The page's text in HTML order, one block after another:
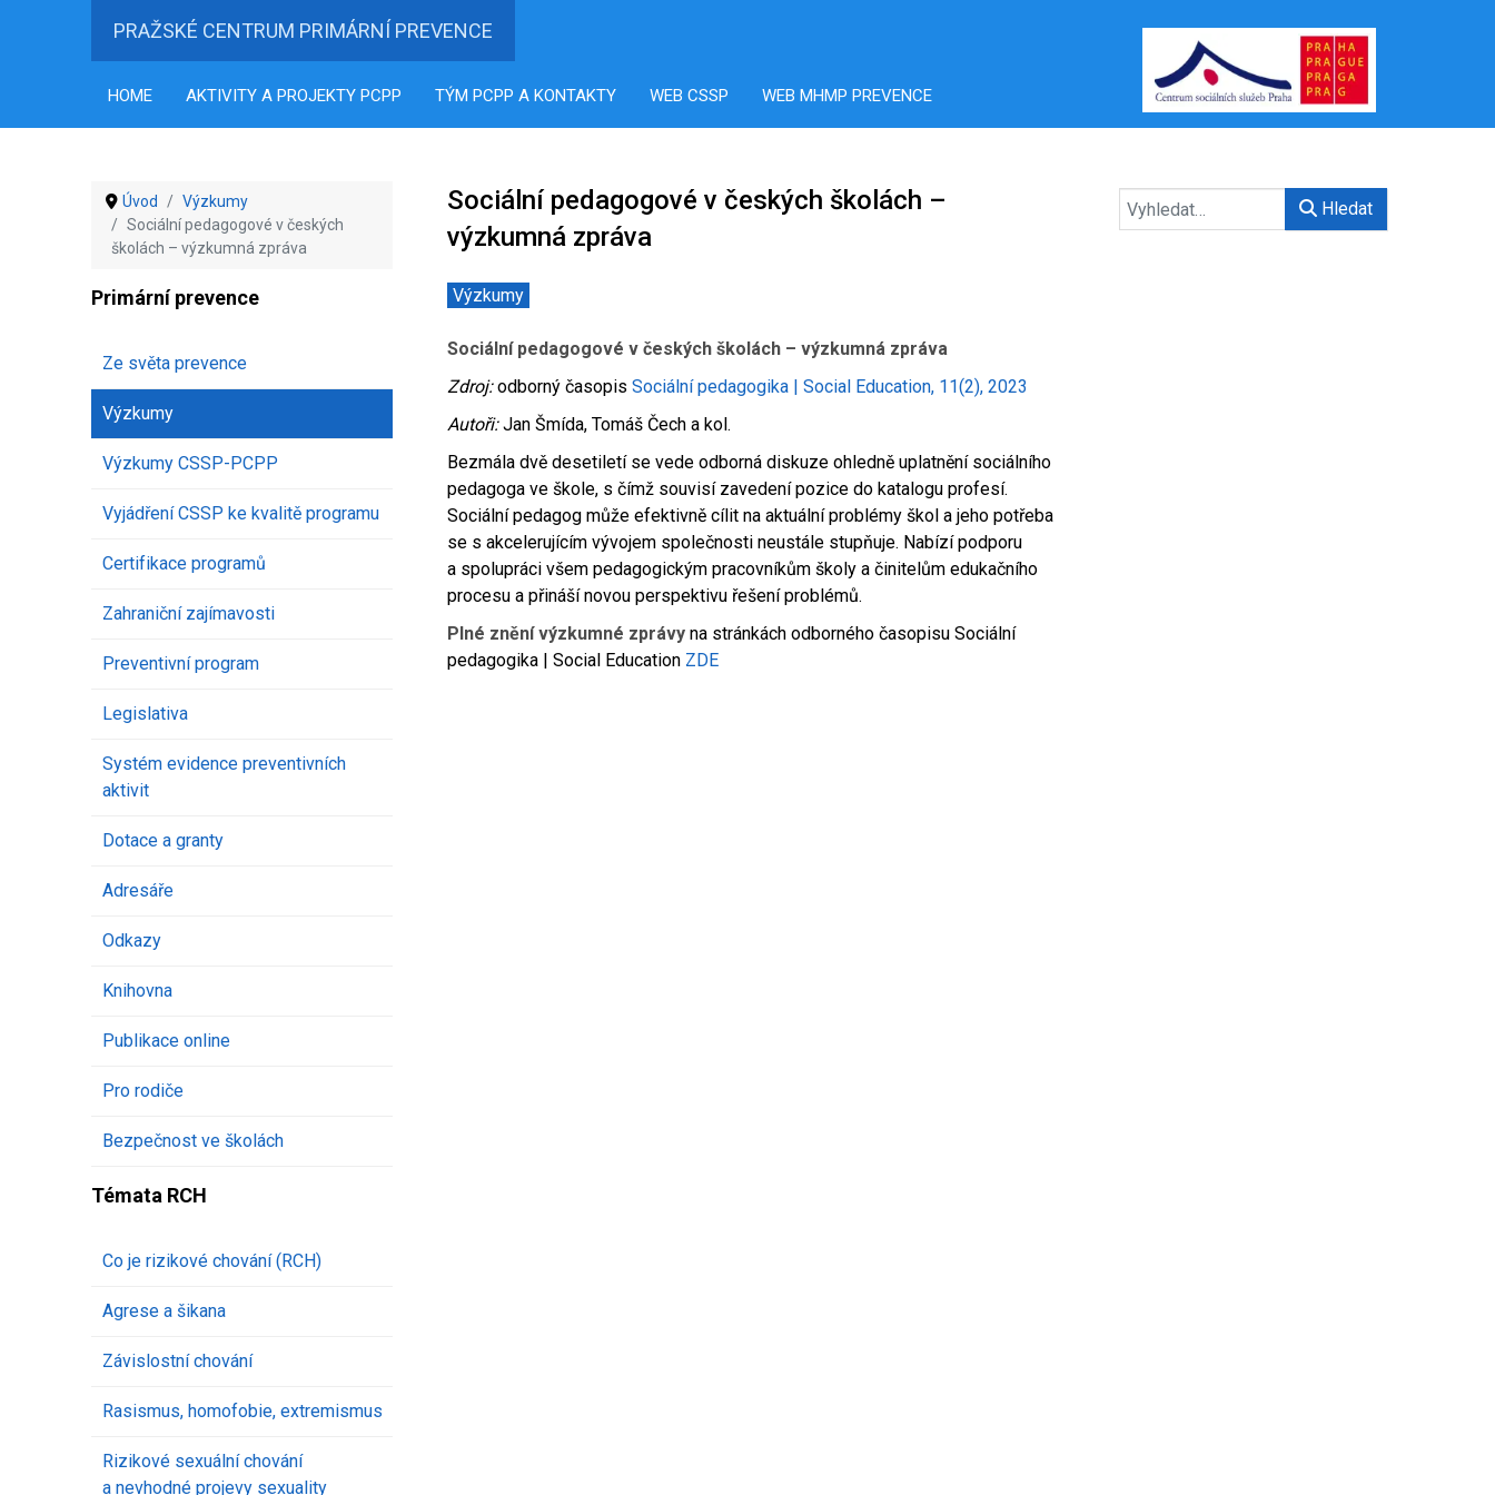
PRAŽSKÉ CENTRUM PRIMÁRNÍ PREVENCE
HOME AKTIVITY A PROJEKTY PCPP TÝM PCPP A KONTAKTY WEB CSSP WEB MHMP PREVENCE
Úvod
Výzkumy
Sociální pedagogové v českých
školách – výzkumná zpráva
Primární prevence
Ze světa prevence
Výzkumy
Výzkumy CSSP-PCPP
Vyjádření CSSP ke kvalitě programu
Certifikace programů
Zahraniční zajímavosti
Preventivní program
Legislativa
Systém evidence preventivních
aktivit
Dotace a granty
Adresáře
Odkazy
Knihovna
Publikace online
Pro rodiče
Bezpečnost ve školách
Témata RCH
Co je rizikové chování (RCH)
Agrese a šikana
Závislostní chování
Rasismus, homofobie, extremismus
Rizikové sexuální chování
a nevhodné projevy sexuality
Sociální pedagogové v českých školách –
výzkumná zpráva
Výzkumy
Sociální pedagogové v českých školách – výzkumná zpráva
Zdroj:odborný časopisSociální pedagogika | Social Education, 11(2), 2023
Autoři:Jan Šmída, Tomáš Čech a kol.
Bezmála dvě desetiletí se vede odborná diskuze ohledně uplatnění sociálního
pedagoga ve škole, s čímž souvisí zavedení pozice do katalogu profesí.
Sociální pedagog může efektivně cílit na aktuální problémy škol a jeho potřeba
se s akcelerujícím vývojem společnosti neustále stupňuje. Nabízí podporu
a spolupráci všem pedagogickým pracovníkům školy a činitelům edukačního
procesu a přináší novou perspektivu řešení problémů.
Plné znění výzkumné zprávy na stránkách odborného časopisu Sociální
pedagogika | Social Education ZDE
Hledat